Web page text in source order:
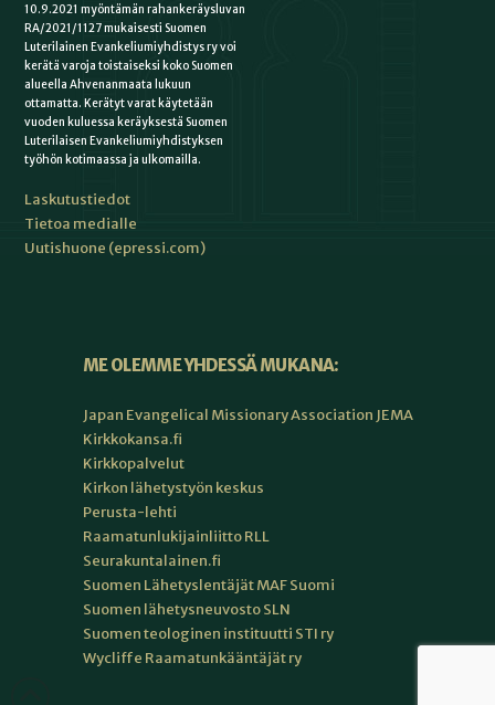
10.9.2021 myöntämän rahankeräysluvan
RA/2021/1127 mukaisesti Suomen
Luterilainen Evankeliumiyhdistys ry voi
kerätä varoja toistaiseksi koko Suomen
alueella Ahvenanmaata lukuun
ottamatta. Kerätyt varat käytetään
vuoden kuluessa keräyksestä Suomen
Luterilaisen Evankeliumiyhdistyksen
työhön kotimaassa ja ulkomailla.
Laskutustiedot
Tietoa medialle
Uutishuone (epressi.com)
ME OLEMME YHDESSÄ MUKANA:
Japan Evangelical Missionary Association JEMA
Kirkkokansa.fi
Kirkkopalvelut
Kirkon lähetystyön keskus
Perusta-lehti
Raamatunlukijainliitto RLL
Seurakuntalainen.fi
Suomen Lähetyslentäjät MAF Suomi
Suomen lähetysneuvosto SLN
Suomen teologinen instituutti STI ry
Wycliffe Raamatunkääntäjät ry